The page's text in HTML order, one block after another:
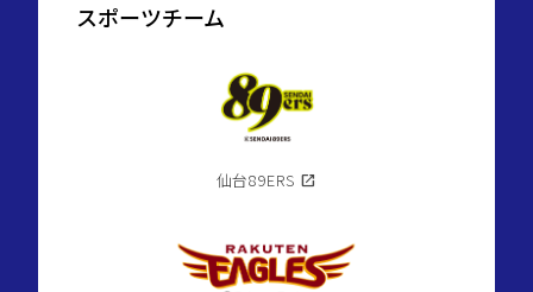
スポーツチーム
仙台89ERS open_in_new